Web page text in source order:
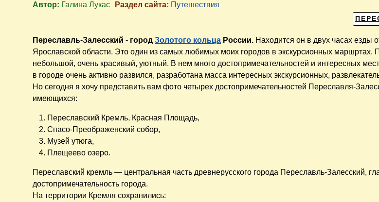
Автор: Галина Лукас Раздел сайта: Путешествия
Переславль-Залесский - городЗолотого кольца России. Находится он в двух часах езды
Ярославской области. Это один из самых любимых моих городов в экскурсионных маршртах.
небольшой, очень красивый, уютный. В нем много достопримечательностей и интересных
в городе очень активно развился, разработана масса интересных экскурсионных,
Но сегодня я хочу представить вам фото четырех достопримечательностей Переславля-
имеющихся:
Переславский Кремль, Красная Площадь,
Спасо-Преображенский собор,
Музей утюга,
Плещеево озеро.
Переславский кремль — центральная часть древнерусского города Переславль-Залесский,
достопримечательность города.
На территории Кремля сохранились: